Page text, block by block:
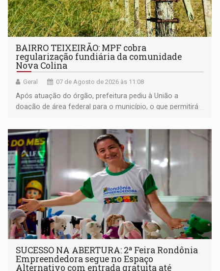
BAIRRO TEIXEIRÃO: MPF cobra
regularização fundiária da comunidade
Nova Colina
Geral 07 de Agosto de 2026 às 11:08
Após atuação do órgão, prefeitura pediu à União a
doação de área federal para o município, o que permitirá
SUCESSO NA ABERTURA: 2ª Feira Rondônia
Empreendedora segue no Espaço
Alternativo com entrada gratuita até